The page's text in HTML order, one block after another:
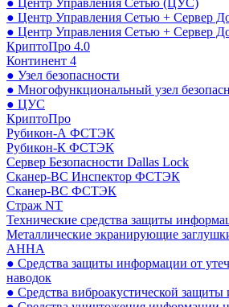
● Центр Управления Сетью + Сервер
● Центр Управления Сетью + Сервер
КриптоПро 4.0
Континент 4
● Узел безопасности
● Многофункциональный узел
● ЦУС
КриптоПро
Рубикон-А ФСТЭК
Рубикон-К ФСТЭК
Сервер Безопасности Dallas Lock
Сканер-ВС Инспектор ФСТЭК
Сканер-ВС ФСТЭК
Страж NT
Технические средства защиты
Металлические экранирующие
АННА
● Средства защиты информации от
наводок
● Средства виброакустической